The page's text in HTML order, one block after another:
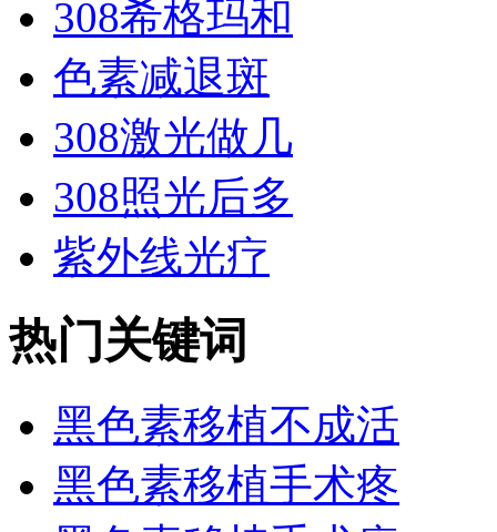
308希格玛和
色素减退斑
308激光做几
308照光后多
紫外线光疗
热门关键词
黑色素移植不成活
黑色素移植手术疼